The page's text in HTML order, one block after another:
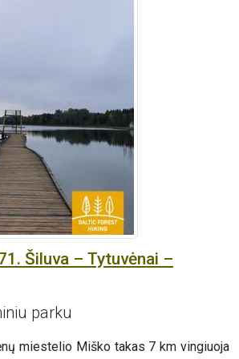
Šiluva – Tytuvėnai –
parku
miestelio Miško takas 7 km vingiuoja